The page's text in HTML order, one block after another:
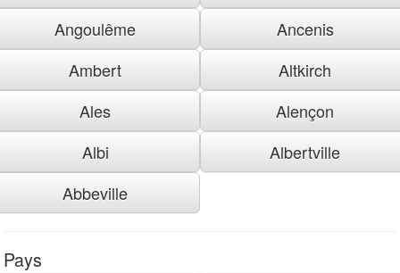
Angoulême
Ancenis
Ambert
Altkirch
Ales
Alençon
Albi
Albertville
Abbeville
Pays